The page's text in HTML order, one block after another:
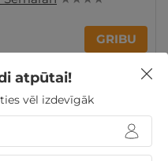
GRIBU
dienā
TOP pirktākās
4 personu ĢIMENEI
atpūtai!
vēl izdevīgāk